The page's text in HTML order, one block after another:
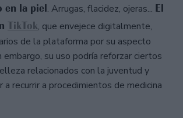
en la piel. Arrugas, flacidez, ojeras... El
TikTok, que envejece digitalmente,
de la plataforma por su aspecto
su uso podría reforzar ciertos
relacionados con la juventud y
a recurrir a procedimientos de medicina